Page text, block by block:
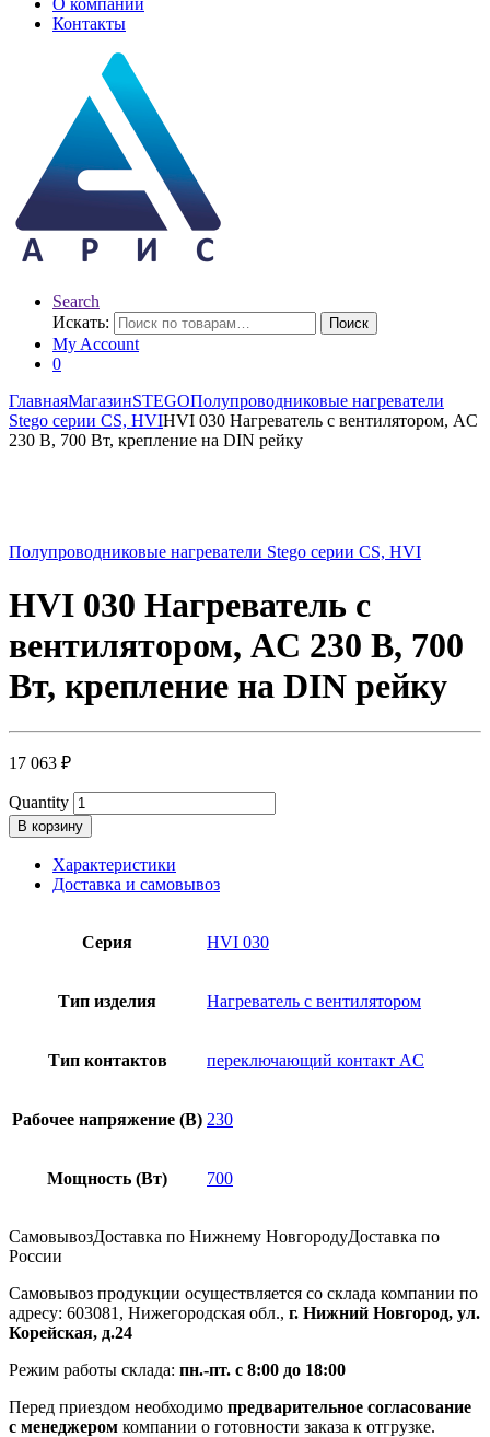
Контакты
Search
Искать:
Поиск
My Account
0
ГлавнаяМагазинSTEGOПолупроводниковые нагреватели
Stego серии CS, HVIHVI 030 Нагреватель с вентилятором, AC
230 В, 700 Вт, крепление на DIN рейку
Полупроводниковые нагреватели Stego серии CS, HVI
HVI 030 Нагреватель с
вентилятором, AC 230 В, 700
Вт, крепление на DIN рейку
17 063 ₽
Quantity
В корзину
Характеристики
Доставка и самовывоз
Серия HVI 030
Тип изделия Нагреватель с вентилятором
Тип контактов переключающий контакт AC
Рабочее напряжение (В) 230
Мощность (Вт) 700
СамовывозДоставка по Нижнему НовгородуДоставка по
России
Самовывоз продукции осуществляется со склада компании по
адресу: 603081, Нижегородская обл., г. Нижний Новгород, ул.
Корейская, д.24
Режим работы склада: пн.-пт. с 8:00 до 18:00
Перед приездом необходимо предварительное согласование
с менеджером компании о готовности заказа к отгрузке.